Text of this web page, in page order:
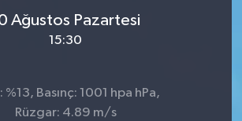
Ağustos Pazartesi
15:30
%13, Basınç: 1001 hpa hPa,
Rüzgar: 4.89 m/s